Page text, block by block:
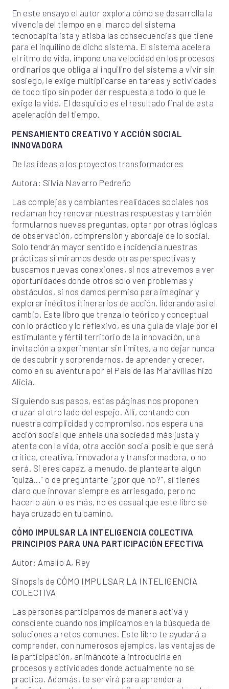
En este ensayo el autor explora cómo se desarrolla la
vivencia del tiempo en el marco del sistema
tecnocapitalista y atisba las consecuencias que tiene
para el inquilino de dicho sistema. El sistema acelera
el ritmo de vida, impone una velocidad en los procesos
ordinarios que obliga al inquilino del sistema a vivir sin
sosiego, le exige multiplicarse en tareas y actividades
de todo tipo sin poder dar respuesta a todo lo que le
exige la vida. El desquicio es el resultado final de esta
aceleración del tiempo.
PENSAMIENTO CREATIVO Y ACCIÓN SOCIAL
INNOVADORA
De las ideas a los proyectos transformadores
Autora: Silvia Navarro Pedreño
Las complejas y cambiantes realidades sociales nos
reclaman hoy renovar nuestras respuestas y también
formularnos nuevas preguntas, optar por otras lógicas
de observación, comprensión y abordaje de lo social.
Solo tendrán mayor sentido e incidencia nuestras
prácticas si miramos desde otras perspectivas y
buscamos nuevas conexiones, si nos atrevemos a ver
oportunidades donde otros solo ven problemas y
obstáculos, si nos damos permiso para imaginar y
explorar inéditos itinerarios de acción, liderando así el
cambio. Este libro que trenza lo teórico y conceptual
con lo práctico y lo reflexivo, es una guía de viaje por el
estimulante y fértil territorio de la innovación, una
invitación a experimentar sin límites, a no dejar nunca
de descubrir y sorprendernos, de aprender y crecer,
como en su aventura por el País de las Maravillas hizo
Alicia.
Siguiendo sus pasos, estas páginas nos proponen
cruzar al otro lado del espejo. Allí, contando con
nuestra complicidad y compromiso, nos espera una
acción social que anhela una sociedad más justa y
atenta con la vida, otra acción social posible que será
crítica, creativa, innovadora y transformadora, o no
será. Si eres capaz, a menudo, de plantearte algún
"quizá..." o de preguntarte "¿por qué no?", si tienes
claro que innovar siempre es arriesgado, pero no
hacerlo aún lo es más, no es casual que este libro se
haya cruzado en tu camino.
CÓMO IMPULSAR LA INTELIGENCIA COLECTIVA
PRINCIPIOS PARA UNA PARTICIPACIÓN EFECTIVA
Autor: Amalio A, Rey
Sinopsis de CÓMO IMPULSAR LA INTELIGENCIA
COLECTIVA
Las personas participamos de manera activa y
consciente cuando nos implicamos en la búsqueda de
soluciones a retos comunes. Este libro te ayudará a
comprender, con numerosos ejemplos, las ventajas de
la participación, animándote a introducirla en
procesos y actividades donde actualmente no se
practica. Además, te servirá para aprender a